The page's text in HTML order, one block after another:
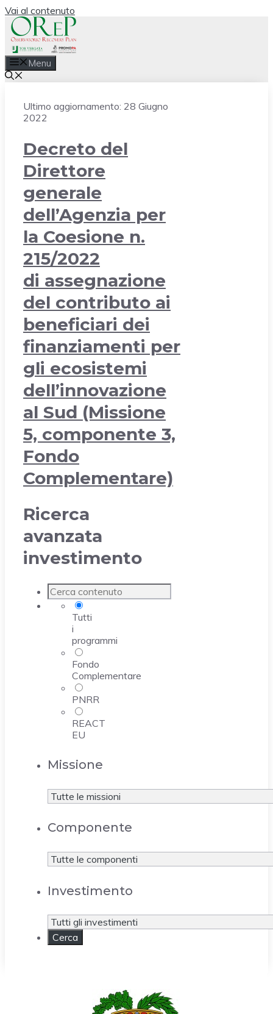
Vai al contenuto
Menu
Ultimo aggiornamento: 28 Giugno
2022
Decreto del
Direttore
generale
dell’Agenzia per
la Coesione n.
215/2022
di assegnazione
del contributo ai
beneficiari dei
finanziamenti per
gli ecosistemi
dell’innovazione
al Sud (Missione
5, componente 3,
Fondo
Complementare)
Ricerca
avanzata
investimento
Tutti
i
programmi
Fondo
Complementare
PNRR
REACT
EU
Missione
Componente
Investimento